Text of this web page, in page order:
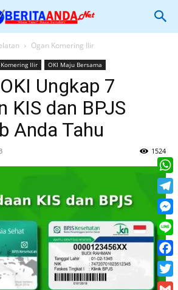
Ogan Komering Ilir
Ilir OKI Maju Bersama
Ungkap 7
KIS dan BPJS
Anda Tahu
1524
Line